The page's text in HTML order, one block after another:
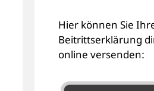
Hier können Sie
Beitrittserklärung
online versenden: